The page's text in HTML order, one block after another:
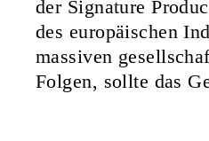
der Signature
des europäischen
massiven
Folgen, sollte das